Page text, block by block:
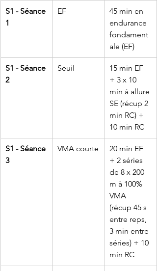
S1 - Séance
1
EF
45 min en
endurance
fondament
ale (EF)
S1 - Séance
2
Seuil
15 min EF
+ 3 x 10
min à allure
SE (récup 2
min RC) +
10 min RC
S1 - Séance
3
VMA courte
20 min EF
+ 2 séries
de 8 x 200
m à 100%
VMA
(récup 45 s
entre reps,
3 min entre
séries) + 10
min RC